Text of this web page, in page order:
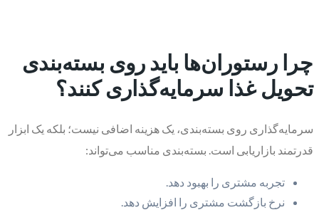
چرا رستوران‌ها باید روی بسته‌بندی
تحویل غذا سرمایه‌گذاری کنند؟
سرمایه‌گذاری روی بسته‌بندی، یک هزینه اضافی نیست؛ بلکه یک ابزار
قدرتمند بازاریابی است. بسته‌بندی مناسب می‌تواند:
تجربه مشتری را بهبود دهد.
نرخ بازگشت مشتری را افزایش دهد.